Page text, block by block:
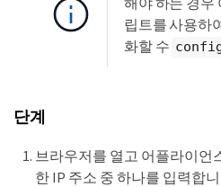
립트를 사용하
화할 수
단계
브라우저를 열고 어플라이언
한 IP 주소 중 하나를 입력합